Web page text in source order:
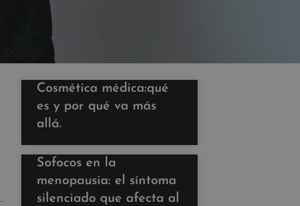
Cosmética médica:qué
es y por qué va más
allá.
Sofocos en la
menopausia: el síntoma
silenciado que afecta al